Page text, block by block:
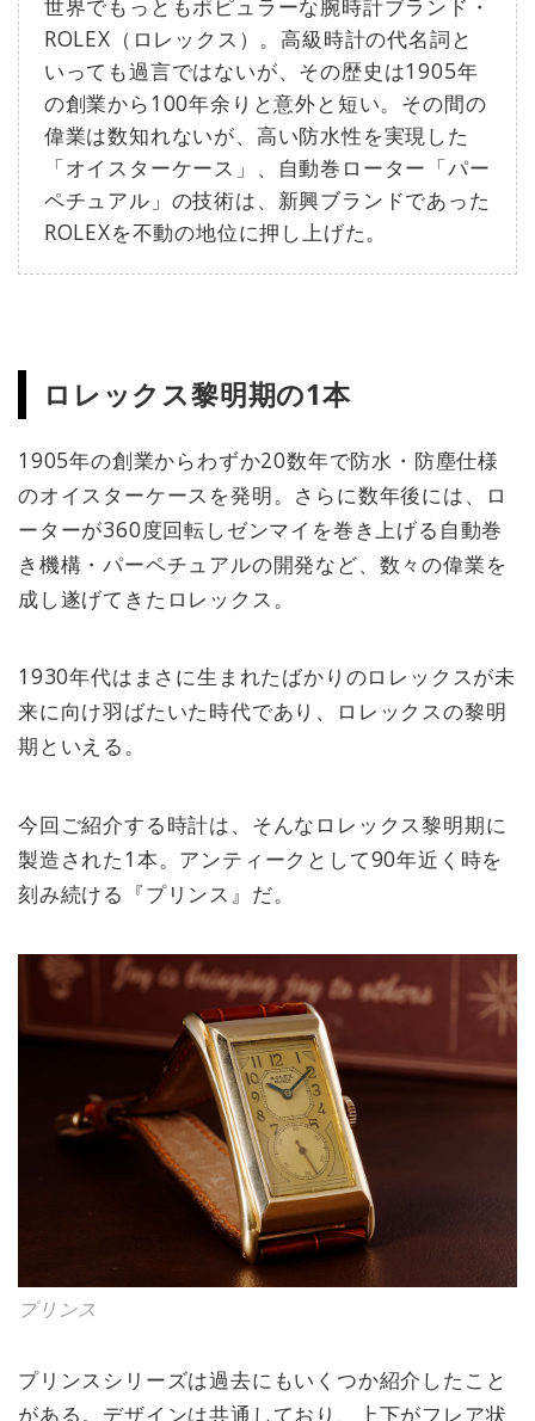
世界でもっともポピュラーな腕時計ブランド・
ROLEX（ロレックス）。高級時計の代名詞と
いっても過言ではないが、その歴史は1905年
の創業から100年余りと意外と短い。その間の
偉業は数知れないが、高い防水性を実現した
「オイスターケース」、自動巻ローター「パー
ペチュアル」の技術は、新興ブランドであった
ROLEXを不動の地位に押し上げた。
ロレックス黎明期の1本
1905年の創業からわずか20数年で防水・防塵仕様
のオイスターケースを発明。さらに数年後には、ロ
ーターが360度回転しゼンマイを巻き上げる自動巻
き機構・パーペチュアルの開発など、数々の偉業を
成し遂げてきたロレックス。
1930年代はまさに生まれたばかりのロレックスが未
来に向け羽ばたいた時代であり、ロレックスの黎明
期といえる。
今回ご紹介する時計は、そんなロレックス黎明期に
製造された1本。アンティークとして90年近く時を
刻み続ける『プリンス』だ。
プリンス
プリンスシリーズは過去にもいくつか紹介したこと
がある。デザインは共通しており、上下がフレア状